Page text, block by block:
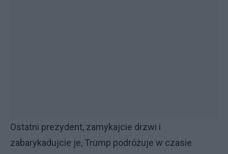
Ostatni prezydent, zamykajcie drzwi i
zabarykadujcie je, Trump podróżuje w czasie